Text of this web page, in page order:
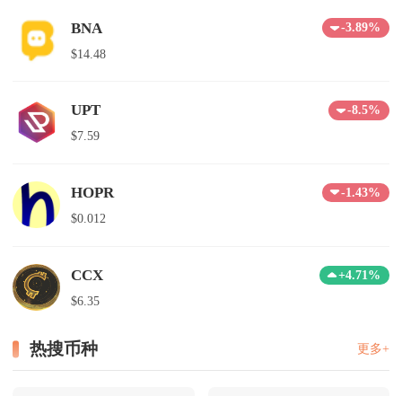
BNA
-3.89%
$14.48
UPT
-8.5%
$7.59
HOPR
-1.43%
$0.012
CCX
+4.71%
$6.35
热搜币种 更多+